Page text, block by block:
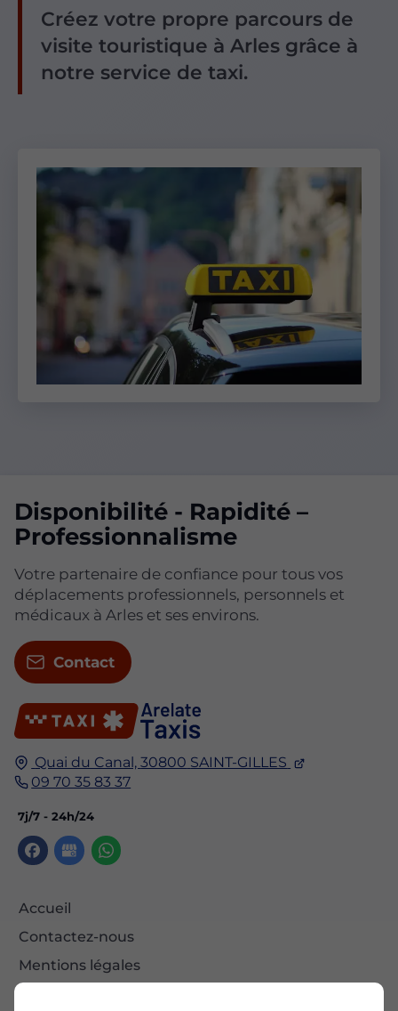
Créez votre propre parcours de
visite touristique à Arles grâce à
notre service de taxi.
Quai du Canal,30800 SAINT-GILLES
09 70 35 83 37
7j/7 - 24h/24
Accueil
Contactez-nous
Mentions légales
Disponibilité - Rapidité –
Professionnalisme
Votre partenaire de confiance pour tous vos
déplacements professionnels, personnels et
médicaux à Arles et ses environs.
Contact